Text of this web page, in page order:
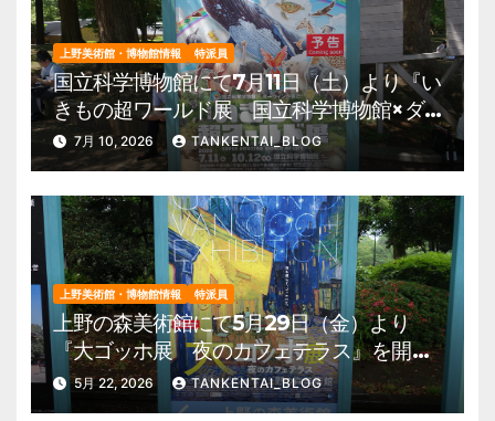
上野美術館・博物館情報 特派員
国立科学博物館にて7月11日（土）より『い
きもの超ワールド展 国立科学博物館×ダ
ーウィンが来た！』を開催。 上野公園
美術館・博物館 混雑情報他
7月 10, 2026 TANKENTAI_BLOG
上野美術館・博物館情報 特派員
上野の森美術館にて5月29日（金）より
『大ゴッホ展 夜のカフェテラス』を開
催。 上野公園 美術館・博物館 混雑情
報他
5月 22, 2026 TANKENTAI_BLOG